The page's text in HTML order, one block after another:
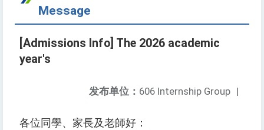
Message
[Admissions Info] The 2026 academic
year's
发布单位： 606 Internship Group |
各位同學、家長及老師好：